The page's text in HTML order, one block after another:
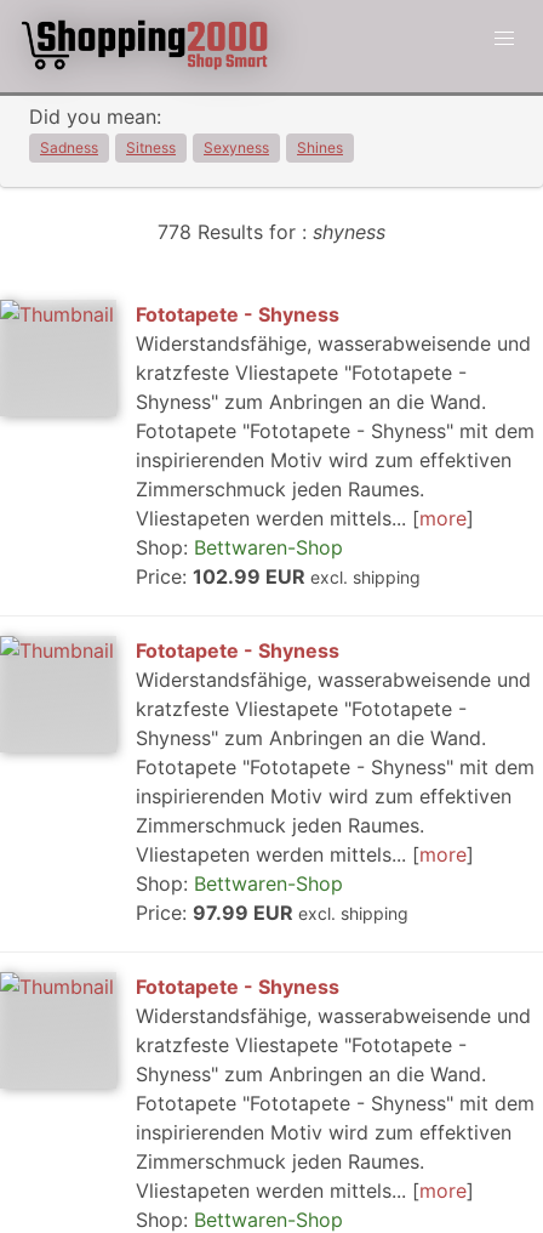
Did you mean:
Sadness Sitness Sexyness Shines
778 Results for : shyness
Fototapete - Shyness
Widerstandsfähige, wasserabweisende und
kratzfeste Vliestapete "Fototapete -
Shyness" zum Anbringen an die Wand.
Fototapete "Fototapete - Shyness" mit dem
inspirierenden Motiv wird zum effektiven
Zimmerschmuck jeden Raumes.
Vliestapeten werden mittels...
more
Shop: Bettwaren-Shop
Price: 102.99 EUR excl. shipping
Fototapete - Shyness
Widerstandsfähige, wasserabweisende und
kratzfeste Vliestapete "Fototapete -
Shyness" zum Anbringen an die Wand.
Fototapete "Fototapete - Shyness" mit dem
inspirierenden Motiv wird zum effektiven
Zimmerschmuck jeden Raumes.
Vliestapeten werden mittels...
more
Shop: Bettwaren-Shop
Price: 97.99 EUR excl. shipping
Fototapete - Shyness
Widerstandsfähige, wasserabweisende und
kratzfeste Vliestapete "Fototapete -
Shyness" zum Anbringen an die Wand.
Fototapete "Fototapete - Shyness" mit dem
inspirierenden Motiv wird zum effektiven
Zimmerschmuck jeden Raumes.
Vliestapeten werden mittels...
more
Shop: Bettwaren-Shop